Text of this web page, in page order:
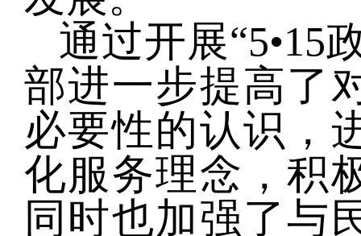
通过开展“5•15
部进一步提高了
必要性的认识，
化服务理念，积
同时也加强了与